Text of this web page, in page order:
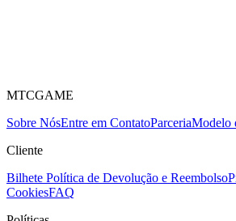
MTCGAME
Sobre NósEntre em ContatoParceriaModelo
Cliente
Bilhete Política de Devolução e Reembolso
CookiesFAQ